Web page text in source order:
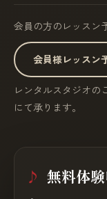
会員の方のレッスン
会員様レッスン
レンタルスタジオの
にて承ります。
無料体